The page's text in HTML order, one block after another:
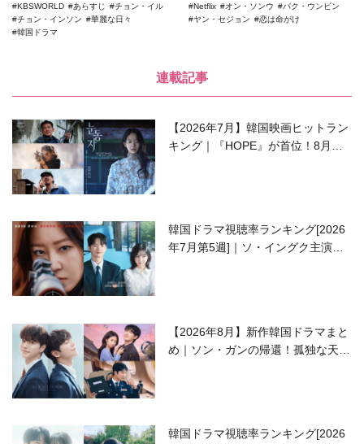
KBSWORLD あらすじ
チョン・イル
チョン・インソン
華麗な日々
韓国ドラマ
Netflix オン・ソンウ
パク・ウンビン
ヤン・セジョン
恋は命がけ
連載記事
【2026年7月】韓国映画ヒットラン
キング｜『HOPE』が首位！8月公
韓国ドラマ視聴率ランキング[2026
年7月第5週]｜ソ・イングク主演の
【2026年8月】新作韓国ドラマまと
め｜ソン・ガンの帰還！孤独な天才
韓国ドラマ視聴率ランキング[2026